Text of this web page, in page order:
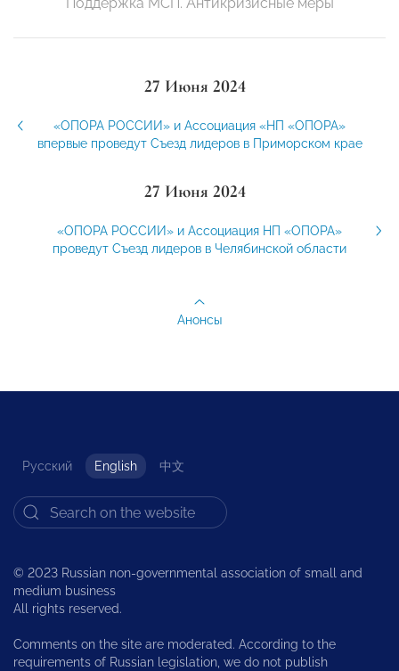
27 Июня 2024
«ОПОРА РОССИИ» и Ассоциация «НП «ОПОРА»
впервые проведут Съезд лидеров в Приморском крае
27 Июня 2024
«ОПОРА РОССИИ» и Ассоциация НП «ОПОРА»
проведут Съезд лидеров в Челябинской области
Анонсы
Русский English 中文
© 2023 Russian non-governmental association of small and
medium business
All rights reserved.
Comments on the site are moderated. According to the
requirements of Russian legislation, we do not publish